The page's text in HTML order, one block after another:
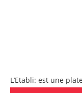
L’Etabli: est une